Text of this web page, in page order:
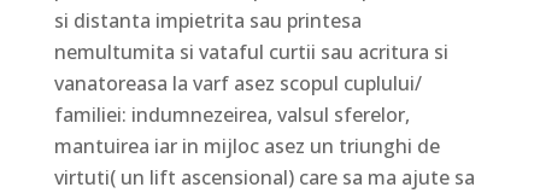
si distanta impietrita sau printesa
nemultumita si vataful curtii sau acritura si
vanatoreasa la varf asez scopul cuplului/
familiei: indumnezeirea, valsul sferelor,
mantuirea iar in mijloc asez un triunghi de
virtuti( un lift ascensional) care sa ma ajute sa